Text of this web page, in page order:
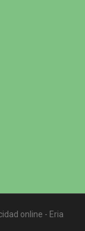
online - Eria